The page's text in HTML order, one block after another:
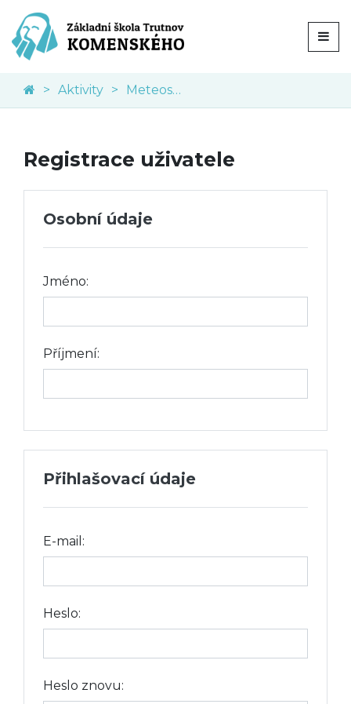
Aktivity Meteostanice
Registrace uživatele
Osobní údaje
Jméno:
Příjmení:
Přihlašovací údaje
E-mail:
Heslo:
Heslo znovu: